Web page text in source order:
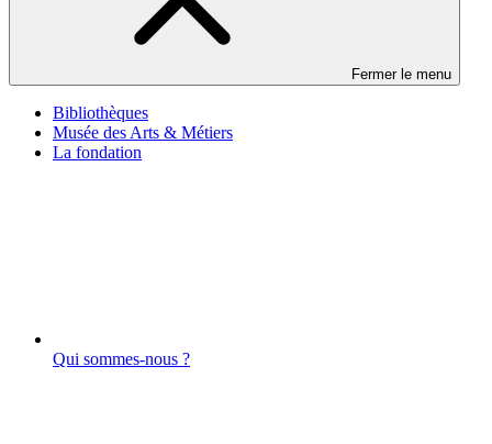
Fermer le menu
Bibliothèques
Musée des Arts & Métiers
La fondation
Qui sommes-nous ?